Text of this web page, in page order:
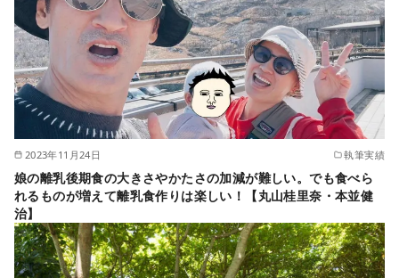
2023年11月24日 執筆実績
娘の離乳後期食の大きさやかたさの加減が難しい。でも食べら
れるものが増えて離乳食作りは楽しい！【丸山桂里奈・本並健
治】